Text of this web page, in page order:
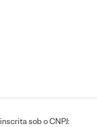
sob o CNPJ: